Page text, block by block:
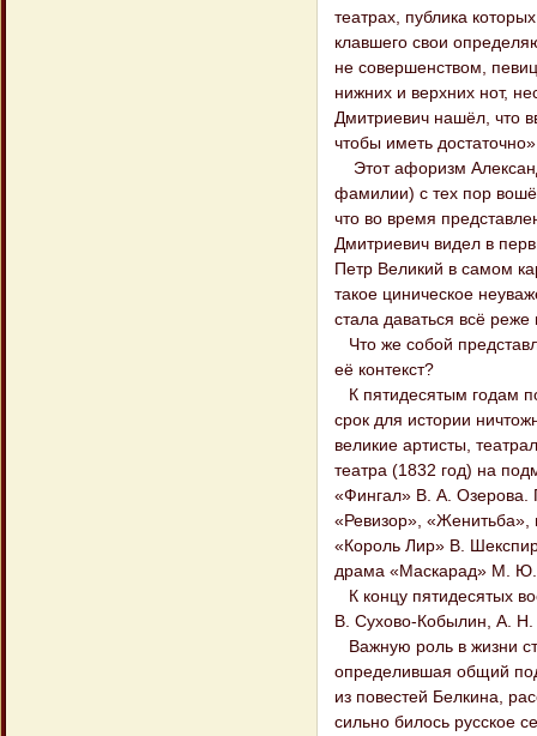
театрах, публика
клавшего свои
не совершенством,
нижних и верхних нот,
Дмитриевич нашёл, что
чтобы иметь
Этот афоризм
фамилии) с тех пор
что во время
Дмитриевич видел в
Петр Великий в самом
такое циническое
стала даваться всё
Что же собой
её контекст?
К пятидесятым годам
срок для истории
великие артисты,
театра (1832 год) на
«Фингал» В. А. Озерова.
«Ревизор»,
«Король Лир» В.
драма «Маскарад» М. Ю.
К концу пятидесятых
В. Сухово-Кобылин, А. Н.
Важную роль в жизни
определившая общий
из повестей Белкина,
сильно билось русское